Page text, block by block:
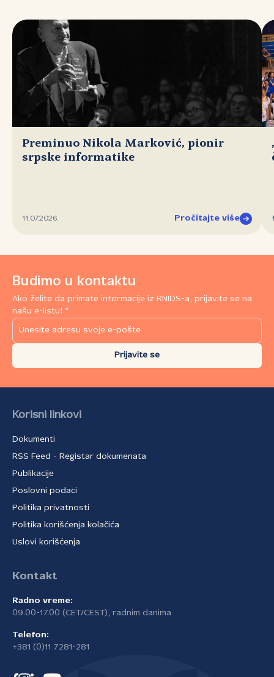
Preminuo Nikola Marković, pionir
srpske informatike
11.07.2026. Pročitajte više
Budimo u kontaktu
Ako želite da primate informacije iz RNIDS-a, prijavite se na
našu e-listu! *
Prijavite se
Korisni linkovi
Dokumenti
RSS Feed - Registar dokumenata
Publikacije
Poslovni podaci
Politika privatnosti
Politika korišćenja kolačića
Uslovi korišćenja
Kontakt
Radno vreme:
09.00-17.00 (CET/CEST), radnim danima
Telefon:
+381 (0)11 7281-281